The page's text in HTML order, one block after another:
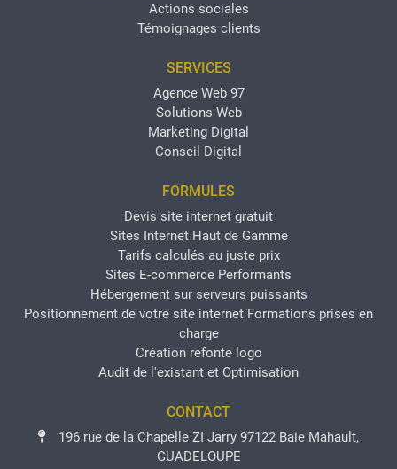
Actions sociales
Témoignages clients
SERVICES
Agence Web 97
Solutions Web
Marketing Digital
Conseil Digital
FORMULES
Devis site internet gratuit
Sites Internet Haut de Gamme
Tarifs calculés au juste prix
Sites E-commerce Performants
Hébergement sur serveurs puissants
Positionnement de votre site internet Formations prises en
charge
Création refonte logo
Audit de l'existant et Optimisation
CONTACT
196 rue de la Chapelle ZI Jarry 97122 Baie Mahault,
GUADELOUPE